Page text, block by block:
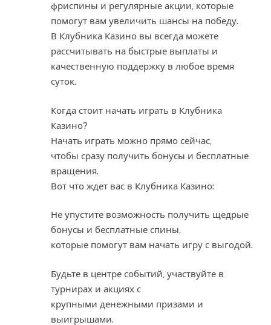
фриспины и регулярные акции, которые
помогут вам увеличить шансы на победу.
В Клубника Казино вы всегда можете
рассчитывать на быстрые выплаты и
качественную поддержку в любое время
суток.
Когда стоит начать играть в Клубника
Казино?
Начать играть можно прямо сейчас,
чтобы сразу получить бонусы и бесплатные
вращения.
Вот что ждет вас в Клубника Казино:
Не упустите возможность получить щедрые
бонусы и бесплатные спины,
которые помогут вам начать игру с выгодой.
Будьте в центре событий, участвуйте в
турнирах и акциях с
крупными денежными призами и
выигрышами.